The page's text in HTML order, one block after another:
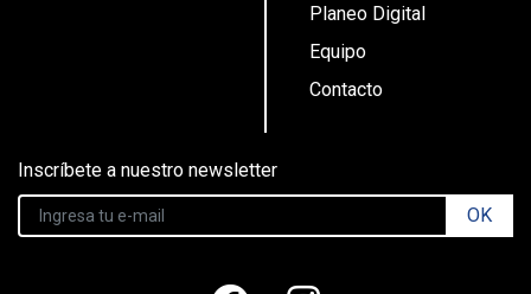
Planeo Digital
Equipo
Contacto
Inscríbete a nuestro newsletter
OK